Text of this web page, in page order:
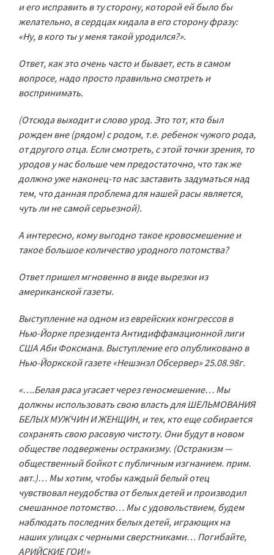
и его исправить в ту сторону, которой ей было бы
желательно, в сердцах кидала в его сторону фразу:
«Ну, в кого ты у меня такой уродился?».
Ответ, как это очень часто и бывает, есть в самом
вопросе, надо просто правильно смотреть и
воспринимать.
(Отсюда выходит и слово урод. Это тот, кто был
рожден вне (рядом) с родом, т.е. ребенок чужого рода,
от другого отца. Если смотреть, с этой точки зрения, то
уродов у нас больше чем предостаточно, что так же
должно уже наконец-то нас заставить задуматься над
тем, что данная проблема для нашей расы является,
чуть ли не самой серьезной).
А интересно, кому выгодно такое кровосмешение и
такое большое количество уродного потомства?
Ответ пришел мгновенно в виде вырезки из
американской газеты.
Выступление на одном из еврейских конгрессов в
Нью-Йорке президента Антидиффамационной лиги
США Аби Фоксмана. Выступление его опубликовано в
Нью-Йоркской газете «Нешэнэл Обсервер» 25.08.98г.
«….Белая раса угасает через геносмешение… Мы
должны использовать свою власть для ШЕЛЬМОВАНИЯ
БЕЛЫХ МУЖЧИН И ЖЕНЩИН, и тех, кто еще собирается
сохранять свою расовую чистоту. Они будут в новом
обществе подвержены остракизму. (Остракизм —
общественный бойкот с публичным изгнанием. прим.
авт.)… Мы хотим, чтобы каждый белый отец
чувствовал неудобства от белых детей и производил
смешанное потомство… Мы с удовольствием, будем
наблюдать последних белых детей, играющих на
наших улицах с черными сверстниками… Погибайте,
АРИЙСКИЕ ГОИ!»